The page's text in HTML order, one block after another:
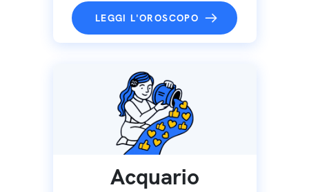
LEGGI L'OROSCOPO
Acquario